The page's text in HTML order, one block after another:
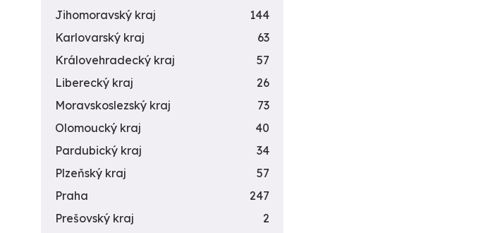
Jihomoravský kraj
144
Karlovarský kraj
63
Královehradecký kraj
57
Liberecký kraj
26
Moravskoslezský kraj
73
Olomoucký kraj
40
Pardubický kraj
34
Plzeňský kraj
57
Praha
247
Prešovský kraj
2